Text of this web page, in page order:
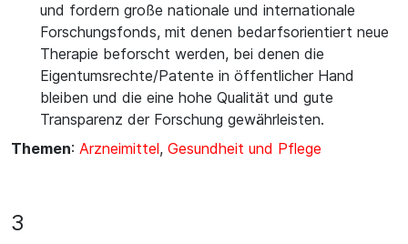
und fordern große nationale und internationale
Forschungsfonds, mit denen bedarfsorientiert neue
Therapie beforscht werden, bei denen die
Eigentumsrechte/Patente in öffentlicher Hand
bleiben und die eine hohe Qualität und gute
Transparenz der Forschung gewährleisten.
Themen: Arzneimittel, Gesundheit und Pflege
3